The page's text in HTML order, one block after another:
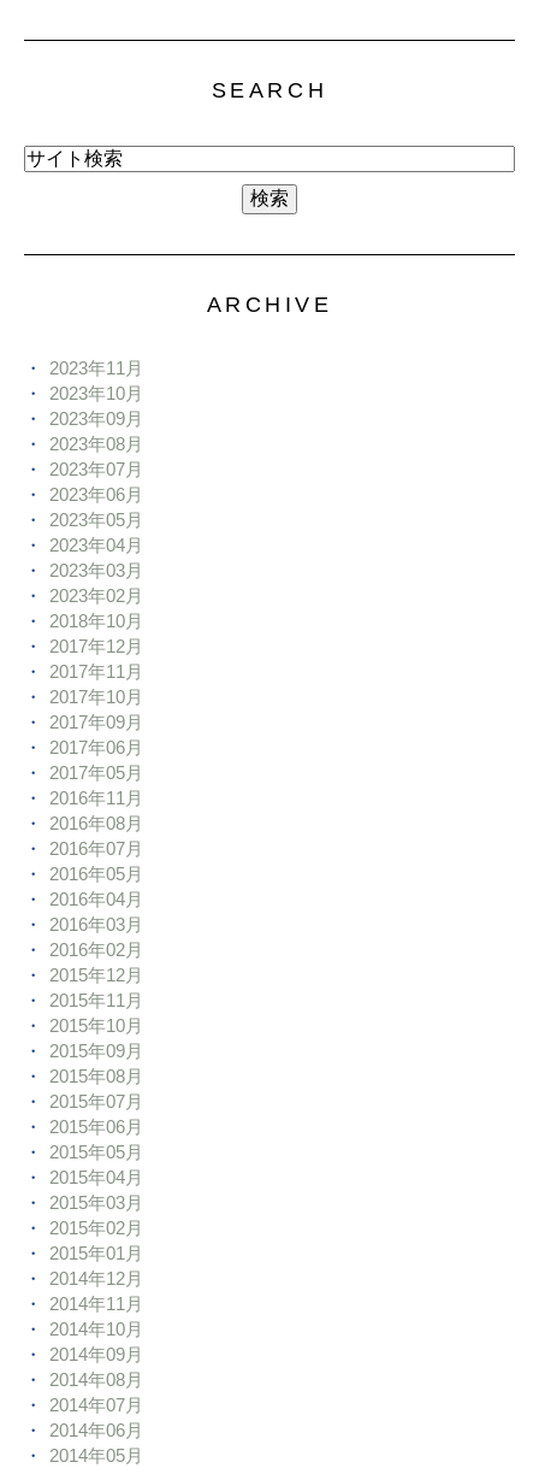
SEARCH
ARCHIVE
2023年11月
2023年10月
2023年09月
2023年08月
2023年07月
2023年06月
2023年05月
2023年04月
2023年03月
2023年02月
2018年10月
2017年12月
2017年11月
2017年10月
2017年09月
2017年06月
2017年05月
2016年11月
2016年08月
2016年07月
2016年05月
2016年04月
2016年03月
2016年02月
2015年12月
2015年11月
2015年10月
2015年09月
2015年08月
2015年07月
2015年06月
2015年05月
2015年04月
2015年03月
2015年02月
2015年01月
2014年12月
2014年11月
2014年10月
2014年09月
2014年08月
2014年07月
2014年06月
2014年05月